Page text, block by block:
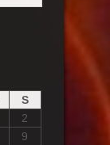
S
2
9